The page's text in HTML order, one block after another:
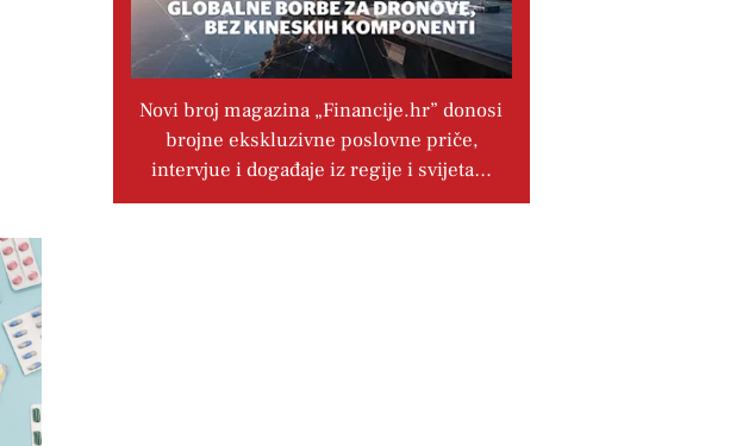
Novi broj magazina „Financije.hr” donosi
brojne ekskluzivne poslovne priče,
intervjue i događaje iz regije i svijeta…